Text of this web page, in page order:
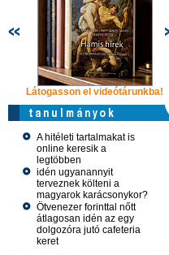
Látogasson el videótárunkba!
A hitéleti tartalmakat is
online keresik a
legtöbben
idén ugyanannyit
terveznek költeni a
magyarok karácsonykor?
Ötvenezer forinttal nőtt
átlagosan idén az egy
dolgozóra jutó cafeteria
keret